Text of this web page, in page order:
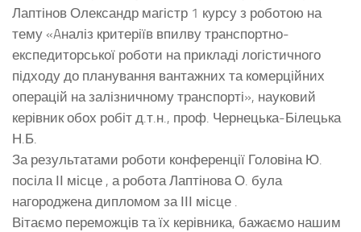
Лаптінов Олександр магістр 1 курсу з роботою на
тему «Aналіз критеріїв впилву транспортно-
експедиторської роботи на прикладі логістичного
підходу до планування вантажних та комерційних
операцій на залізничному транспорті», науковий
керівник обох робіт д.т.н., проф. Чернецька-Білецька
Н.Б.
За результатами роботи конференції Головіна Ю.
посіла ІІ місце , а робота Лаптінова О. була
нагороджена дипломом за ІІІ місце .
Вітаємо переможців та їх керівника, бажаємо нашим